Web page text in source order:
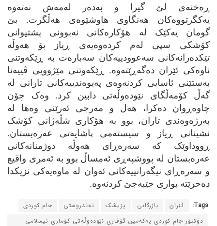
ڕه‌خنه‌ی لێ گیرا و به‌ده‌ر له‌مه‌ش نه‌ته‌وه‌
یه‌کگرتووه‌کان هه‌نگاوی هاوشێوه‌ی هه‌ڵگرت. بێ
گومان یه‌کێک له‌ هۆکاره‌کانی نه‌بوونی پشتیوانی
کۆشکی سپی له‌م کرده‌وه‌یه‌ی ڕیاز بۆ هه‌وڵه‌
تێکده‌رانه‌کانی سه‌عوودییه‌کان سه‌باره‌ت به‌ ڕێکه‌وتنی
ناوه‌کی ئێران ده‌گه‌ڕێته‌وه‌. ڕێکه‌وتنی مێژوویی ڤییه‌نا
به‌ستێنی ئاسایی کردنه‌وه‌ی په‌یوه‌ندییه‌کانی تارانی له‌
گه‌ڵ کۆمه‌ڵگای نێوده‌وڵه‌تی دابین کرد. وه‌ک چۆن
چاوه‌ڕوان ده‌کرا، هه‌ل و مه‌رجی ئه‌رێنی وه‌ها له‌
به‌رژه‌وه‌ندی تاران، بوو به‌ هۆکاری شڵه‌ژانی کۆشک
نشینانی ڕیاز و سیسته‌می پاشایه‌تی عه‌ره‌بستان.
ڕووداوێک که‌ سه‌ره‌ڕای هه‌وڵه‌ دوژمنانه‌کانی
عه‌ره‌بستان له‌ پووشپه‌ڕی ئه‌مساڵ بوو به‌ ئه‌مری واقیع
و سه‌ره‌ڕای نیگه‌رانییه‌کانی ئه‌وان له‌ ماوه‌یه‌کی نزیکدا
ده‌خرێته‌ بواری جێبه‌جێ کردنه‌وه‌.
Tags: ئێران بازرگانی پزیشک ته‌ندروستی
جام کوردی
دوکتۆر جام کوردی یه‌که‌مین گۆڤاری نێوده‌وڵه‌تی کۆماری ئیسلامی